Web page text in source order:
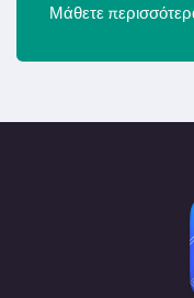
Μάθετε